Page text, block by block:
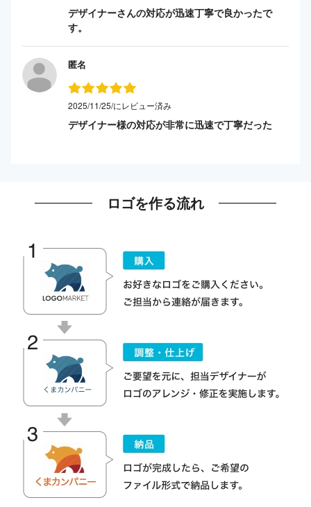
デザイナーさんの対応が迅速丁寧で良かったで
す。
匿名
2025/11/25/にレビュー済み
デザイナー様の対応が非常に迅速で丁寧だった
ロゴを作る流れ